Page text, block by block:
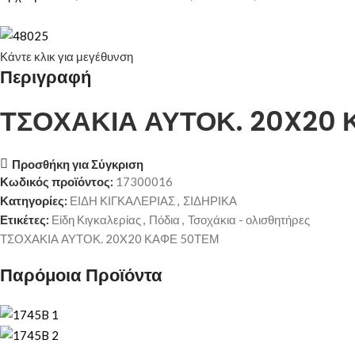
Κάντε κλικ για μεγέθυνση
Περιγραφή
ΤΣΟΧΑΚΙΑ ΑΥΤΟΚ.
Προσθήκη για Σύγκριση
Κωδικός προϊόντος: 17300016
Κατηγορίες: ΕΙΔΗ ΚΙΓΚΑΛΕΡΙΑΣ, ΣΙΔΗΡΙΚΑ
Ετικέτες: Είδη Κιγκαλερίας, Πόδια , Τσοχάκια - ολισθητήρες
ΤΣΟΧΑΚΙΑ ΑΥΤΟΚ. 20X20 ΚΑΦΕ 50ΤΕΜ
Παρόμοια Προϊόντα